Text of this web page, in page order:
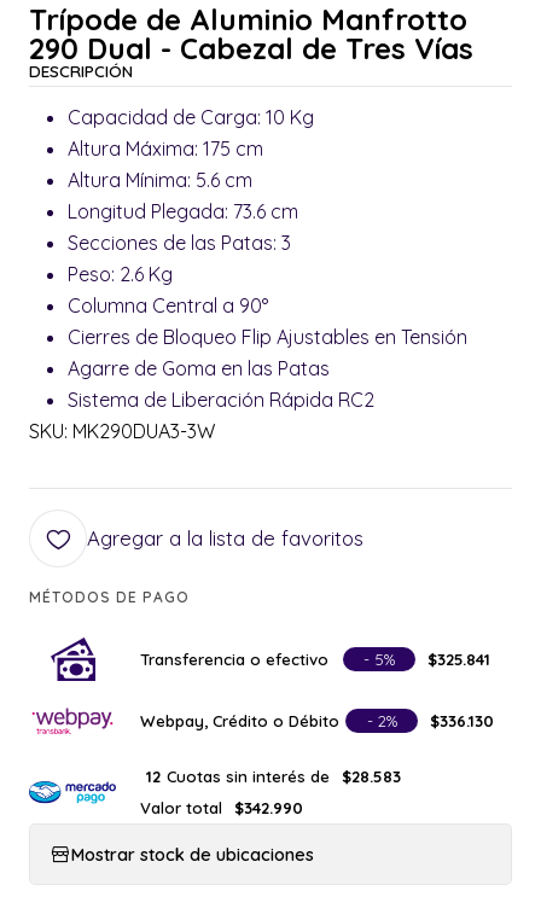
Trípode de Aluminio Manfrotto
290 Dual - Cabezal de Tres Vías
DESCRIPCIÓN
Capacidad de Carga: 10 Kg
Altura Máxima: 175 cm
Altura Mínima: 5.6 cm
Longitud Plegada: 73.6 cm
Secciones de las Patas: 3
Peso: 2.6 Kg
Columna Central a 90°
Cierres de Bloqueo Flip Ajustables en Tensión
Agarre de Goma en las Patas
Sistema de Liberación Rápida RC2
SKU: MK290DUA3-3W
Agregar a la lista de favoritos
MÉTODOS DE PAGO
Transferencia o efectivo - 5% $325.841
Webpay, Crédito o Débito - 2% $336.130
12 Cuotas sin interés de
$28.583
Valor total
$342.990
Mostrar stock de ubicaciones